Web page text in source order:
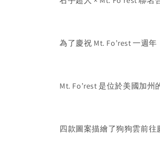
為了慶祝 Mt. Fo’rest 一週
Mt. Fo’rest 是位於美國加
四款圖案描繪了狗狗雲前